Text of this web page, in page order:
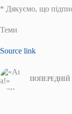
* Дякуємо, що
Теми
Source link
ПОПЕРЕДНІЙ